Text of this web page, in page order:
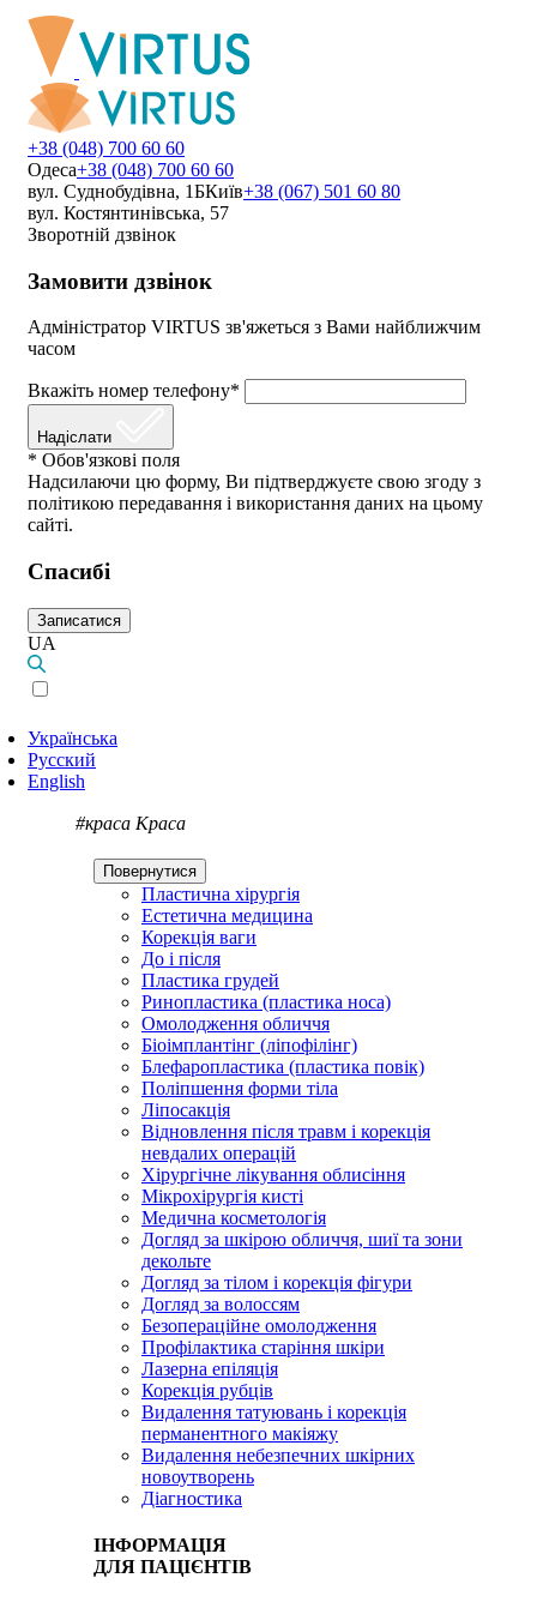
+38 (048) 700 60 60
Одеса+38 (048) 700 60 60
вул. Суднобудівна, 1БКиїв+38 (067) 501 60 80
вул. Костянтинівська, 57
Зворотній дзвінок
Замовити дзвінок
Адміністратор VIRTUS зв'яжеться з Вами найближчим
часом
Вкажіть номер телефону*
Надіслати
* Обов'язкові поля
Надсилаючи цю форму, Ви підтверджуєте свою згоду з
політикою передавання і використання даних на цьому
сайті.
Спасибі
Записатися
UA
Українська
Русский
English
#краса Краса
Повернутися
Пластична хірургія
Естетична медицина
Корекція ваги
До і після
Пластика грудей
Ринопластика (пластика носа)
Омолодження обличчя
Біоімплантінг (ліпофілінг)
Блефаропластика (пластика повік)
Поліпшення форми тіла
Ліпосакція
Відновлення після травм і корекція
невдалих операцій
Хірургічне лікування облисіння
Мікрохірургія кисті
Медична косметологія
Догляд за шкірою обличчя, шиї та зони
декольте
Догляд за тілом і корекція фігури
Догляд за волоссям
Безопераційне омолодження
Профілактика старіння шкіри
Лазерна епіляція
Корекція рубців
Видалення татуювань і корекція
перманентного макіяжу
Видалення небезпечних шкірних
новоутворень
Діагностика
ІНФОРМАЦІЯ
ДЛЯ ПАЦІЄНТІВ